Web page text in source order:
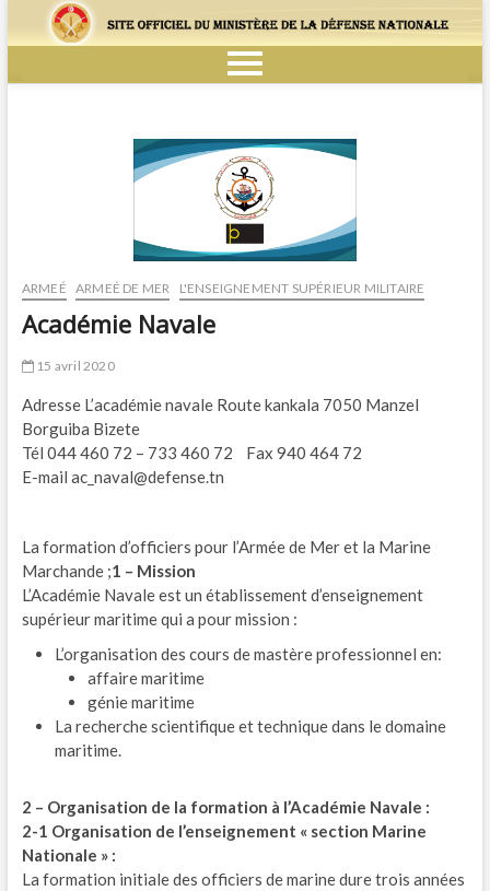
ARMEÉ ARMEÉ DE MER L'ENSEIGNEMENT SUPÉRIEUR MILITAIRE
Académie Navale
15 avril 2020
Adresse L’académie navale Route kankala 7050 Manzel
Borguiba Bizete
Tél 044 460 72 – 733 460 72 Fax 940 464 72
E-mail ac_naval@defense.tn
La formation d’officiers pour l’Armée de Mer et la Marine
Marchande ;1 – Mission
L’Académie Navale est un établissement d’enseignement
supérieur maritime qui a pour mission :
L’organisation des cours de mastère professionnel en:
affaire maritime
génie maritime
La recherche scientifique et technique dans le domaine
maritime.
2 – Organisation de la formation à l’Académie Navale :
2-1 Organisation de l’enseignement « section Marine
Nationale » :
La formation initiale des officiers de marine dure trois années